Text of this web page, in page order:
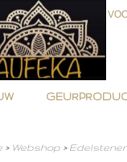
> Webshop >